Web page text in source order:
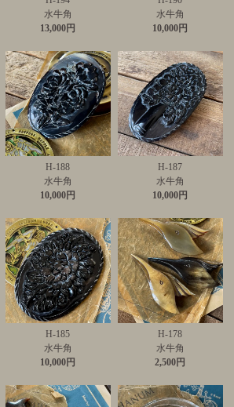
水牛角
13,000円
水牛角
10,000円
H-188
水牛角
10,000円
H-187
水牛角
10,000円
H-185
水牛角
10,000円
H-178
水牛角
2,500円